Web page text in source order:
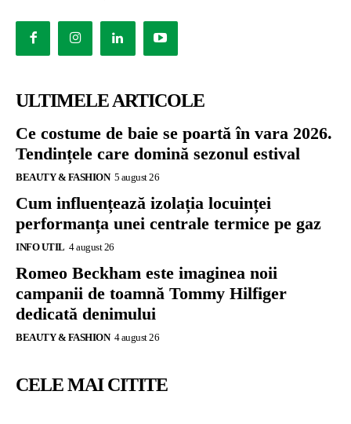
ULTIMELE ARTICOLE
Ce costume de baie se poartă în vara 2026.
Tendințele care domină sezonul estival
BEAUTY & FASHION 5 august 26
Cum influențează izolația locuinței
performanța unei centrale termice pe gaz
INFO UTIL 4 august 26
Romeo Beckham este imaginea noii
campanii de toamnă Tommy Hilfiger
dedicată denimului
BEAUTY & FASHION 4 august 26
CELE MAI CITITE